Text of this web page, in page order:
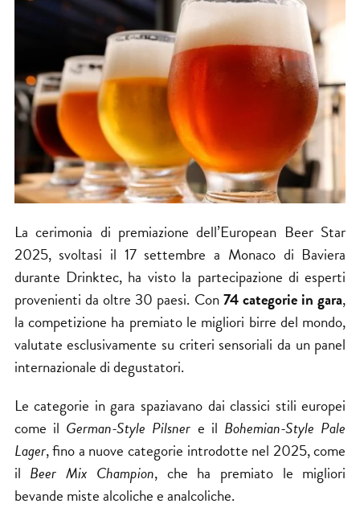
La cerimonia di premiazione dell’European Beer Star
2025, svoltasi il 17 settembre a Monaco di Baviera
durante Drinktec, ha visto la partecipazione di esperti
provenienti da oltre 30 paesi. Con74 categorie in gara,
la competizione ha premiato le migliori birre del mondo,
valutate esclusivamente su criteri sensoriali da un panel
internazionale di degustatori.
Le categorie in gara spaziavano dai classici stili europei
come il German-Style Pilsner e il Bohemian-Style Pale
Lager, fino a nuove categorie introdotte nel 2025, come
il Beer Mix Champion, che ha premiato le migliori
bevande miste alcoliche e analcoliche.